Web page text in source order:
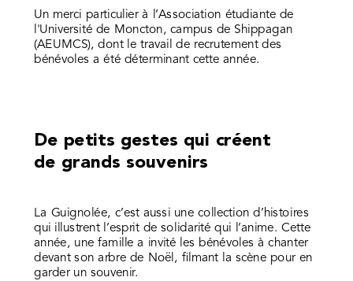
De petits gestes qui créent
de grands souvenirs
La Guignolée, c’est aussi une collection d’histoires
qui illustrent l’esprit de solidarité qui l’anime. Cette
année, une famille a invité les bénévoles à chanter
devant son arbre de Noël, filmant la scène pour en
garder un souvenir.
Un merci particulier à l’Association étudiante de
l'Université de Moncton, campus de Shippagan
(AEUMCS), dont le travail de recrutement des
bénévoles a été déterminant cette année.